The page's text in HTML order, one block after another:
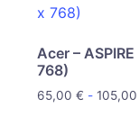
Acer –
768)
65,00€ -